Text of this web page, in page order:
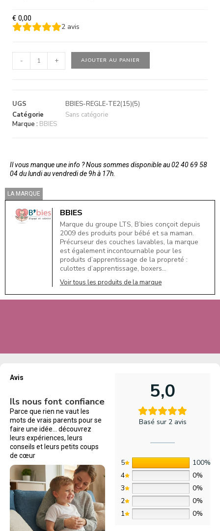
€ 0,00
2 avis
- + AJOUTER AU PANIER
UGS
BBIES-REGLE-TE2(15)(5)
Catégorie
Sans catégorie
Marque : BBIES
Il vous manque une info ? Nous sommes disponible au 02 40 69 58
04 du lundi au vendredi de 9h à 17h.
LA MARQUE
BBIES
Marque du groupe LTS, B’bies conçoit depuis
2009 des produits pour bébé et sa maman.
Précurseur des couches lavables, la marque
est également incontournable pour les
produits d’apprentissage de la propreté :
culottes d’apprentissage, boxers…
Voir tous les produits de la marque
Avis
Ils nous font confiance
Parce que rien ne vaut les
mots de vrais parents pour se
faire une idée… découvrez
leurs expériences, leurs
conseils et leurs petits coups
de cœur
5,0
Basé sur 2 avis
5
100%
4
0%
3
0%
2
0%
1
0%